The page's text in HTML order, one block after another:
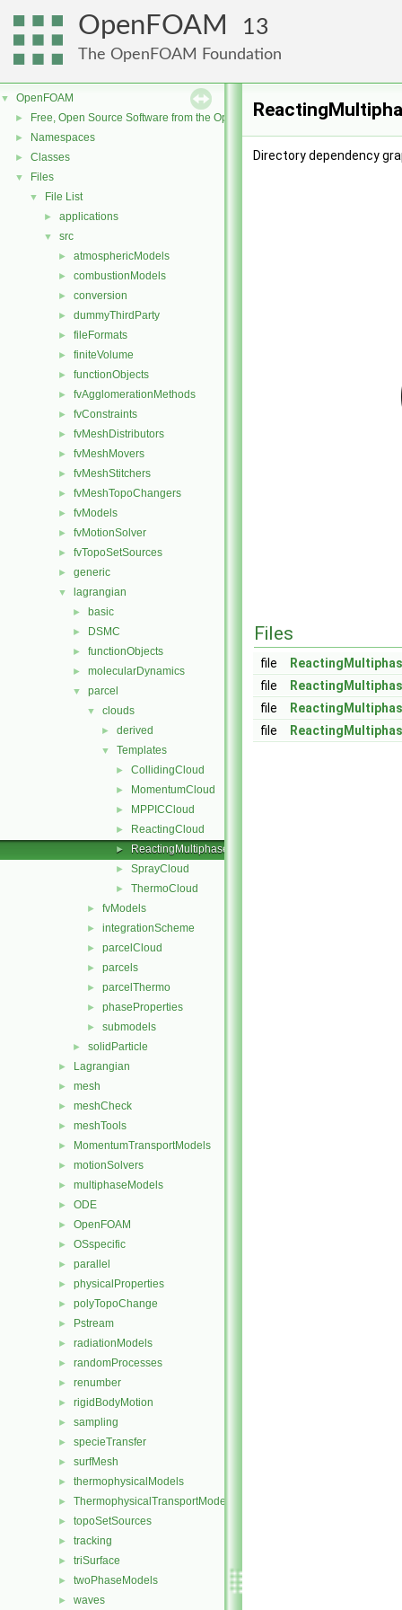
OpenFOAM 13
The OpenFOAM Foundation
▼ OpenFOAM
► Free, Open Source Software from the OpenFOAM Foundation
► Namespaces
► Classes
▼ Files
▼ File List
► applications
▼ src
► atmosphericModels
► combustionModels
► conversion
► dummyThirdParty
► fileFormats
► finiteVolume
► functionObjects
► fvAgglomerationMethods
► fvConstraints
► fvMeshDistributors
► fvMeshMovers
► fvMeshStitchers
► fvMeshTopoChangers
► fvModels
► fvMotionSolver
► fvTopoSetSources
► generic
▼ lagrangian
► basic
► DSMC
► functionObjects
► molecularDynamics
▼ parcel
▼ clouds
► derived
▼ Templates
► CollidingCloud
► MomentumCloud
► MPPICCloud
► ReactingCloud
► ReactingMultiphaseCloud
► SprayCloud
► ThermoCloud
► fvModels
► integrationScheme
► parcelCloud
► parcels
► parcelThermo
► phaseProperties
► submodels
► solidParticle
► Lagrangian
► mesh
► meshCheck
► meshTools
► MomentumTransportModels
► motionSolvers
► multiphaseModels
► ODE
► OpenFOAM
► OSspecific
► parallel
► physicalProperties
► polyTopoChange
► Pstream
► radiationModels
► randomProcesses
► renumber
► rigidBodyMotion
► sampling
► specieTransfer
► surfMesh
► thermophysicalModels
► ThermophysicalTransportModels
► topoSetSources
► tracking
► triSurface
► twoPhaseModels
► waves
Directory dependency
Files
file
file
file
file